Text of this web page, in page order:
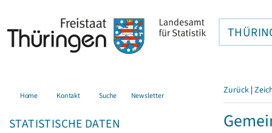
Home Kontakt Suche Newsletter
STATISTISCHE DATEN
Zurück |